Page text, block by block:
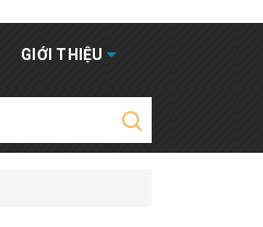
GIỚI THIỆU